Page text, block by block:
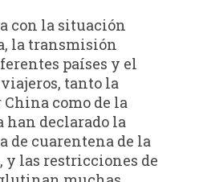
con la situación
la transmisión
países y el
tanto la
como de la
han declarado la
de cuarentena de la
y las restricciones de